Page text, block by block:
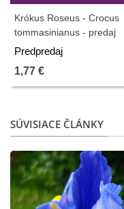
Krókus Roseus - Crocus
tommasinianus - predaj
cibuľovín - 3 ks
Predpredaj
1,77 €
SÚVISIACE ČLÁNKY